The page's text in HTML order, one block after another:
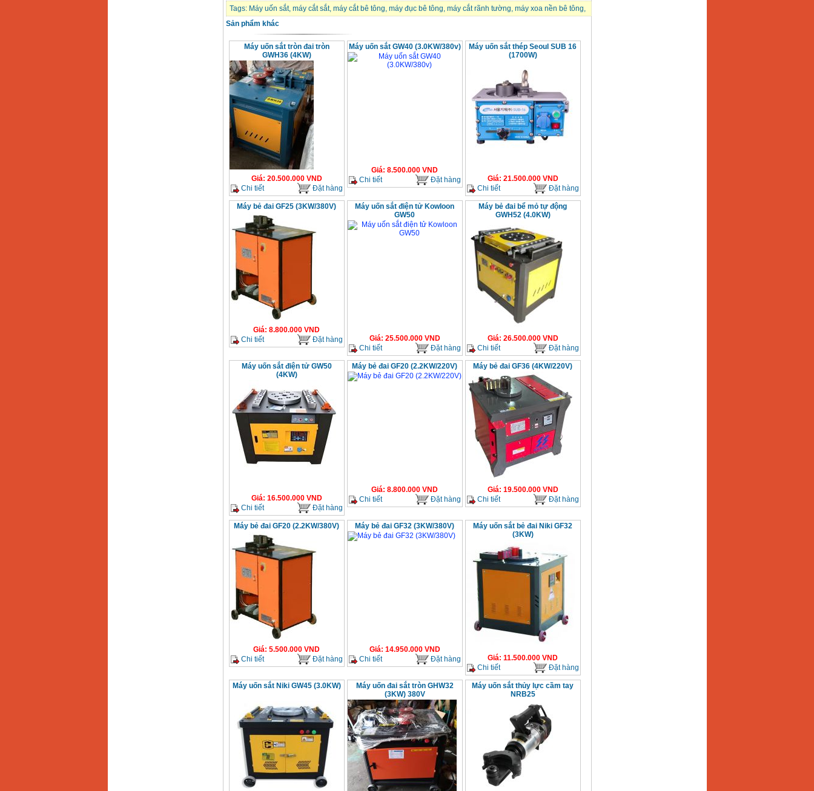
Tags: Máy uốn sắt, máy cắt sắt, máy cắt bê tông, máy đục bê tông, máy cắt rãnh tường, máy xoa nền bê tông,
Sản phẩm khác
Máy uốn sắt tròn đai tròn
GWH36 (4KW)
Giá: 20.500.000VND
Chi tiết
Đặt hàng
Máy uốn sắt GW40 (3.0KW/380v)
Giá: 8.500.000 VND
Chi tiết
Đặt hàng
Máy uốn sắt thép Seoul SUB 16
(1700W)
Giá: 21.500.000VND
Chi tiết
Đặt hàng
Máy bẻ đai GF25 (3KW/380V)
Giá: 8.800.000 VND
Chi tiết
Đặt hàng
Máy uốn sắt điện tử Kowloon
GW50
Giá: 25.500.000VND
Chi tiết
Đặt hàng
Máy bẻ đai bể mỏ tự động
GWH52 (4.0KW)
Giá: 26.500.000VND
Chi tiết
Đặt hàng
Máy uốn sắt điện tử GW50
(4KW)
Giá: 16.500.000VND
Chi tiết
Đặt hàng
Máy bẻ đai GF20 (2.2KW/220V)
Giá: 8.800.000 VND
Chi tiết
Đặt hàng
Máy bẻ đai GF36 (4KW/220V)
Giá: 19.500.000VND
Chi tiết
Đặt hàng
Máy bẻ đai GF20 (2.2KW/380V)
Giá: 5.500.000 VND
Chi tiết
Đặt hàng
Máy bẻ đai GF32 (3KW/380V)
Giá: 14.950.000VND
Chi tiết
Đặt hàng
Máy uốn sắt bẻ đai Niki GF32
(3KW)
Giá: 11.500.000 VND
Chi tiết
Đặt hàng
Máy uốn sắt Niki GW45 (3.0KW)
Máy uốn đai sắt tròn GHW32
(3KW) 380V
Máy uốn sắt thủy lực cầm tay
NRB25